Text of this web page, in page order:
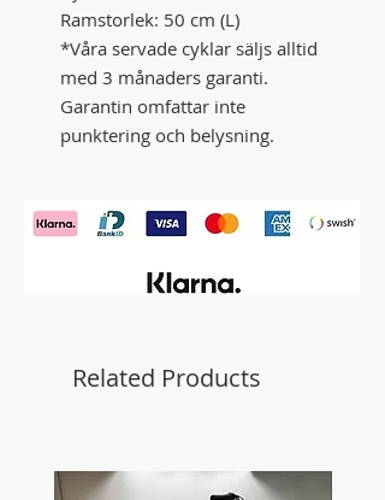
Ramstorlek: 50 cm (L)
*Våra servade cyklar säljs alltid
med 3 månaders garanti.
Garantin omfattar inte
punktering och belysning.
Related Products